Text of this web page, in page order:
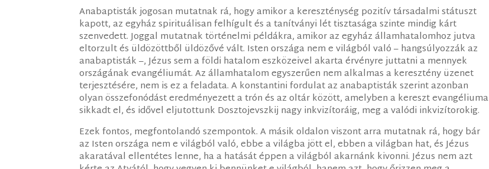
Anabaptisták jogosan mutatnak rá, hogy amikor a kereszténység pozitív társadalmi státuszt
kapott, az egyház spirituálisan felhígult és a tanítványi lét tisztasága szinte mindig kárt
szenvedett. Joggal mutatnak történelmi példákra, amikor az egyház államhatalomhoz jutva
eltorzult és üldözöttből üldözővé vált. Isten országa nem e világból való – hangsúlyozzák az
anabaptisták –, Jézus sem a földi hatalom eszközeivel akarta érvényre juttatni a mennyek
országának evangéliumát. Az államhatalom egyszerűen nem alkalmas a keresztény üzenet
terjesztésére, nem is ez a feladata. A konstantini fordulat az anabaptisták szerint azonban
olyan összefonódást eredményezett a trón és az oltár között, amelyben a kereszt evangéliuma
sikkadt el, és idővel eljutottunk Dosztojevszkij nagy inkvizítoráig, meg a valódi inkvizítorokig.
Ezek fontos, megfontolandó szempontok. A másik oldalon viszont arra mutatnak rá, hogy bár
az Isten országa nem e világból való, ebbe a világba jött el, ebben a világban hat, és Jézus
akaratával ellentétes lenne, ha a hatását éppen a világból akarnánk kivonni. Jézus nem azt